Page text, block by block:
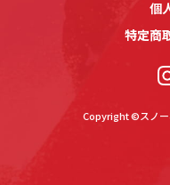
個
特定商
Copyright ©スノー